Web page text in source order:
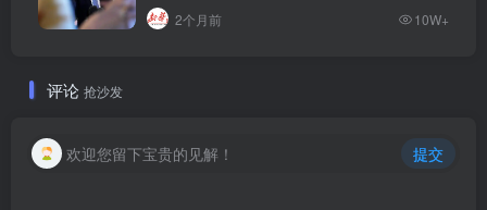
2个月前 10W+
评论 抢沙发
欢迎您留下宝贵的见解！ 提交